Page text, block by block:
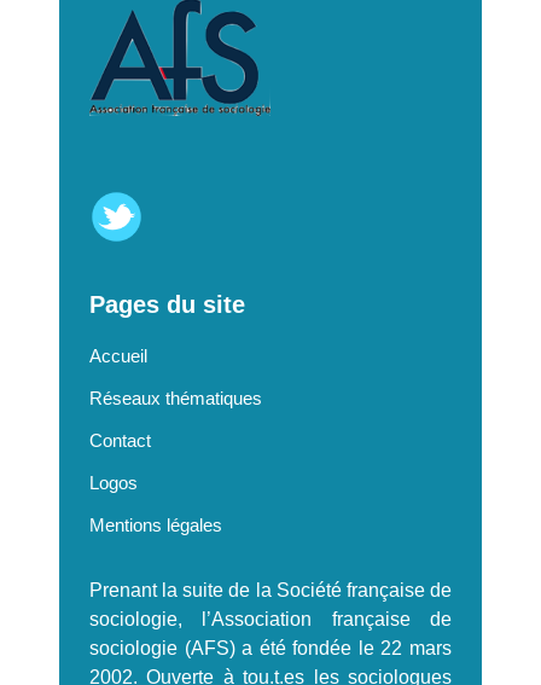
Pages du site
Accueil
Réseaux thématiques
Contact
Logos
Mentions légales
Prenant la suite de la Société française de
sociologie, l’Association française de
sociologie (AFS) a été fondée le 22 mars
2002. Ouverte à tou.t.es les sociologues